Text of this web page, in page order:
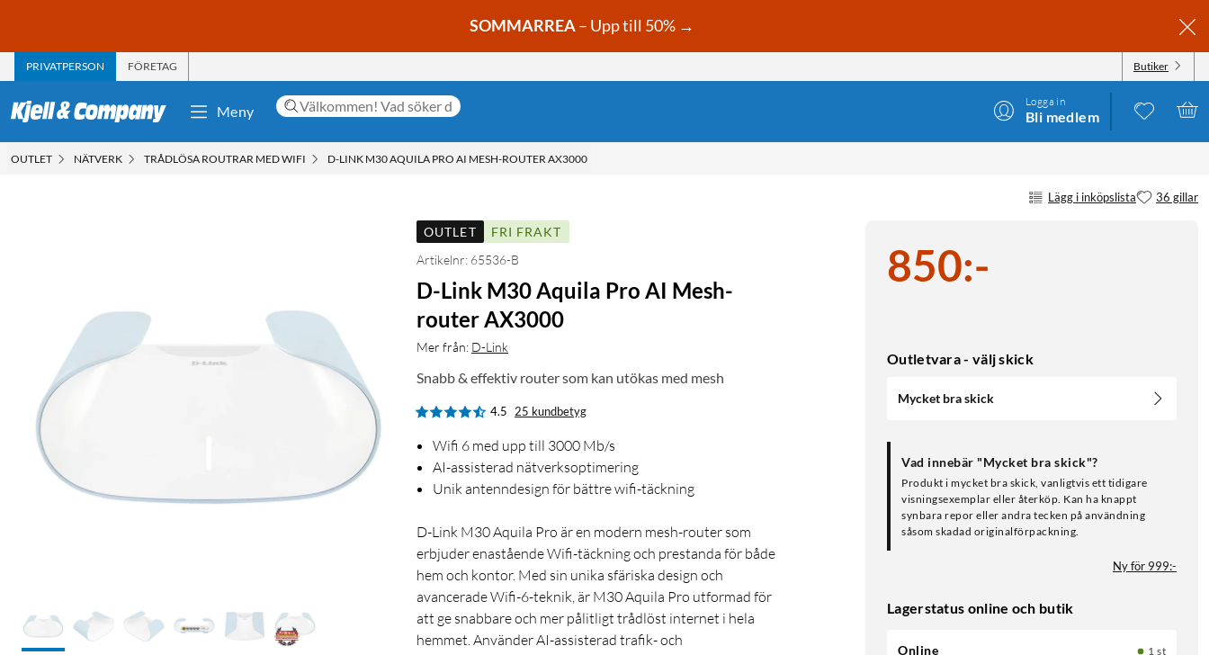
SOMMARREA– Upp till 50% →
PRIVATPERSON FÖRETAG Butiker
Meny
Logga in
Bli medlem
OUTLET NÄTVERK TRÅDLÖSA ROUTRAR MED WIFI D-LINK M30 AQUILA PRO AI MESH-ROUTER AX3000
Lägg i inköpslista 36 gillar
850:-
Outletvara - välj skick
Mycket bra skick
Vad innebär "Mycket bra skick"?
Produkt i mycket bra skick, vanligtvis ett tidigare
visningsexemplar eller återköp. Kan ha knappt
synbara repor eller andra tecken på användning
såsom skadad originalförpackning.
Ny för 999:-
Lagerstatus online och butik
Online
1 st
OUTLET
FRI FRAKT
Artikelnr: 65536-B
D-Link M30 Aquila Pro AI Mesh-
router AX3000
Mer från: D-Link
Snabb & effektiv router som kan utökas med mesh
4.5 25 kundbetyg
Wifi 6 med upp till 3000 Mb/s
AI-assisterad nätverksoptimering
Unik antenndesign för bättre wifi-täckning
D-Link M30 Aquila Pro är en modern mesh-router som
erbjuder enastående Wifi-täckning och prestanda för både
hem och kontor. Med sin unika sfäriska design och
avancerade Wifi-6-teknik, är M30 Aquila Pro utformad för
att ge snabbare och mer pålitligt trådlöst internet i hela
hemmet. Använder AI-assisterad trafik- och